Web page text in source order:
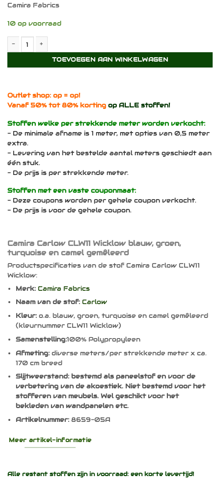
Camira Fabrics
10 op voorraad
Camira Carlow CLW11 Wicklow Paneelstof/Akoestiek - Per
TOEVOEGEN AAN WINKELWAGEN
Outlet shop: op = op!
Vanaf 50% tot 80% korting op ALLE stoffen!
Stoffen welke per strekkende meter worden verkocht:
- De minimale afname is 1 meter, met opties van 0,5 meter
extra.
- Levering van het bestelde aantal meters geschiedt aan
één stuk.
- De prijs is per strekkende meter.
Stoffen met een vaste couponmaat:
- Deze coupons worden per gehele coupon verkocht.
- De prijs is voor de gehele coupon.
Camira Carlow CLW11 Wicklow blauw, groen,
turquoise en camel gemêleerd
Productspecificaties van de stof Camira Carlow CLW11
Wicklow:
Merk: Camira Fabrics
Naam van de stof: Carlow
Kleur:o.a. blauw, groen, turquoise en camel gemêleerd
(kleurnummer CLW11 Wicklow)
Samenstelling:100% Polypropyleen
Afmeting:diverse meters/per strekkende meter x ca.
170 cm breed
Slijtweerstand: bestemd als paneelstof en voor de
verbetering van de akoestiek. Niet bestemd voor het
stofferen van meubels. Wel geschikt voor het
bekleden van wandpanelen etc.
Artikelnummer:8659-05A
Meer artikel-informatie
Alle restant stoffen zijn in voorraad: een korte levertijd!